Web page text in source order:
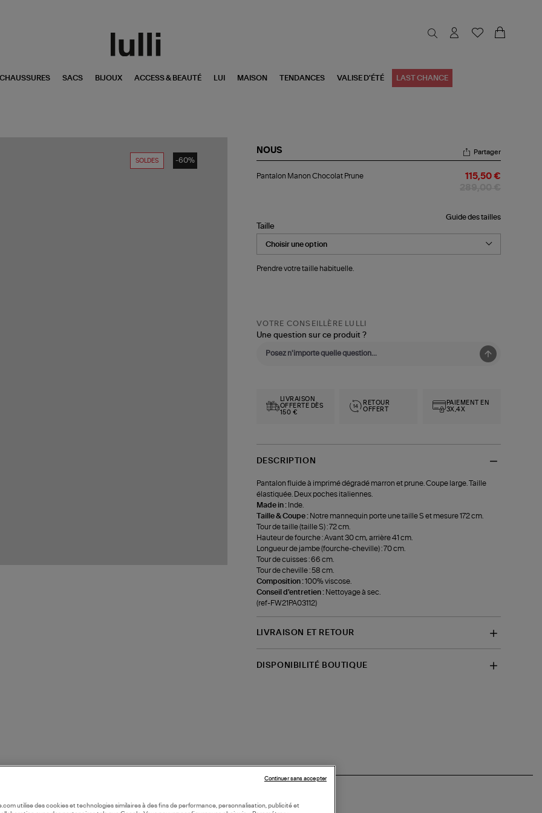
CHAUSSURES SACS BIJOUX ACCESS & BEAUTÉ LUI MAISON TENDANCES VALISE D'ÉTÉ LAST CHANCE
SOLDES -60%
NOUS
Manon
Partager
Pantalon Manon Chocolat Prune 115,50 €
Guide des tailles
Taille
Prendre votre taille habituelle.
VOTRE CONSEILLÈRE LULLI
Une question sur ce produit ?
LIVRAISON
OFFERTE DÈS
150 €
RETOUR
OFFERT
PAIEMENT EN
3X,4X
DESCRIPTION
Pantalon fluide à imprimé dégradé marron et prune. Coupe large. Taille
élastiquée. Deux poches italiennes.
Made in : Inde.
Taille & Coupe : Notre mannequin porte une taille S et mesure 172 cm.
Tour de taille (taille S) : 72 cm.
Hauteur de fourche : Avant 30 cm, arrière 41 cm.
Longueur de jambe (fourche-cheville) : 70 cm.
Tour de cuisses : 66 cm.
Tour de cheville : 58 cm.
Composition :100% viscose.
Conseil d'entretien : Nettoyage à sec.
(ref-FW21PA03112)
LIVRAISON ET RETOUR
DISPONIBILITÉ BOUTIQUE
utilise des cookies et technologies similaires à des fins de performance, personnalisation, publicité et
Continuer sans accepter